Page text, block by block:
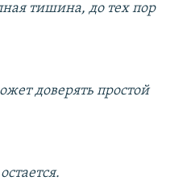
тишина, до тех пор
доверять простой